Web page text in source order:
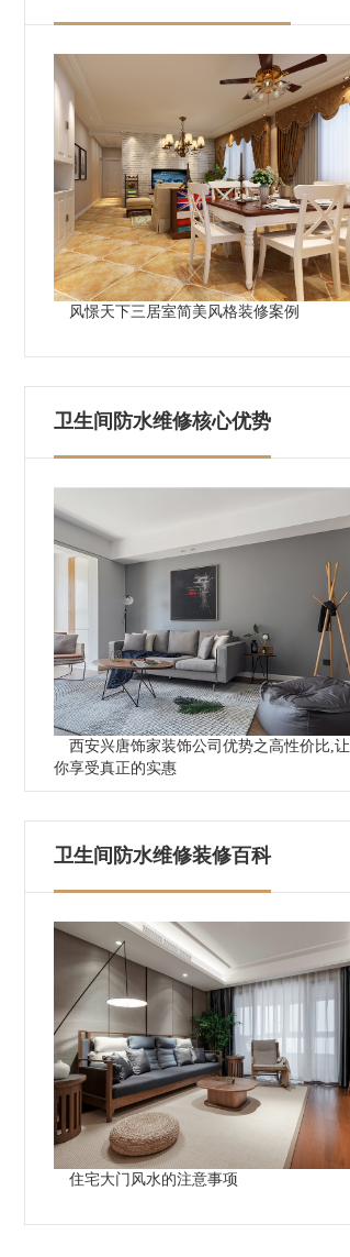
风憬天下三居室简美风格装修案例
卫生间防水维修核心优势
西安兴唐饰家装饰公司优势之高性价比,让
你享受真正的实惠
卫生间防水维修装修百科
住宅大门风水的注意事项